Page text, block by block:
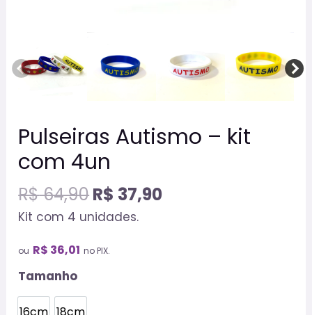
Pulseiras Autismo – kit
com 4un
R$64,90R$ 37,90
Kit com 4 unidades.
ou R$ 36,01 no PIX.
Tamanho